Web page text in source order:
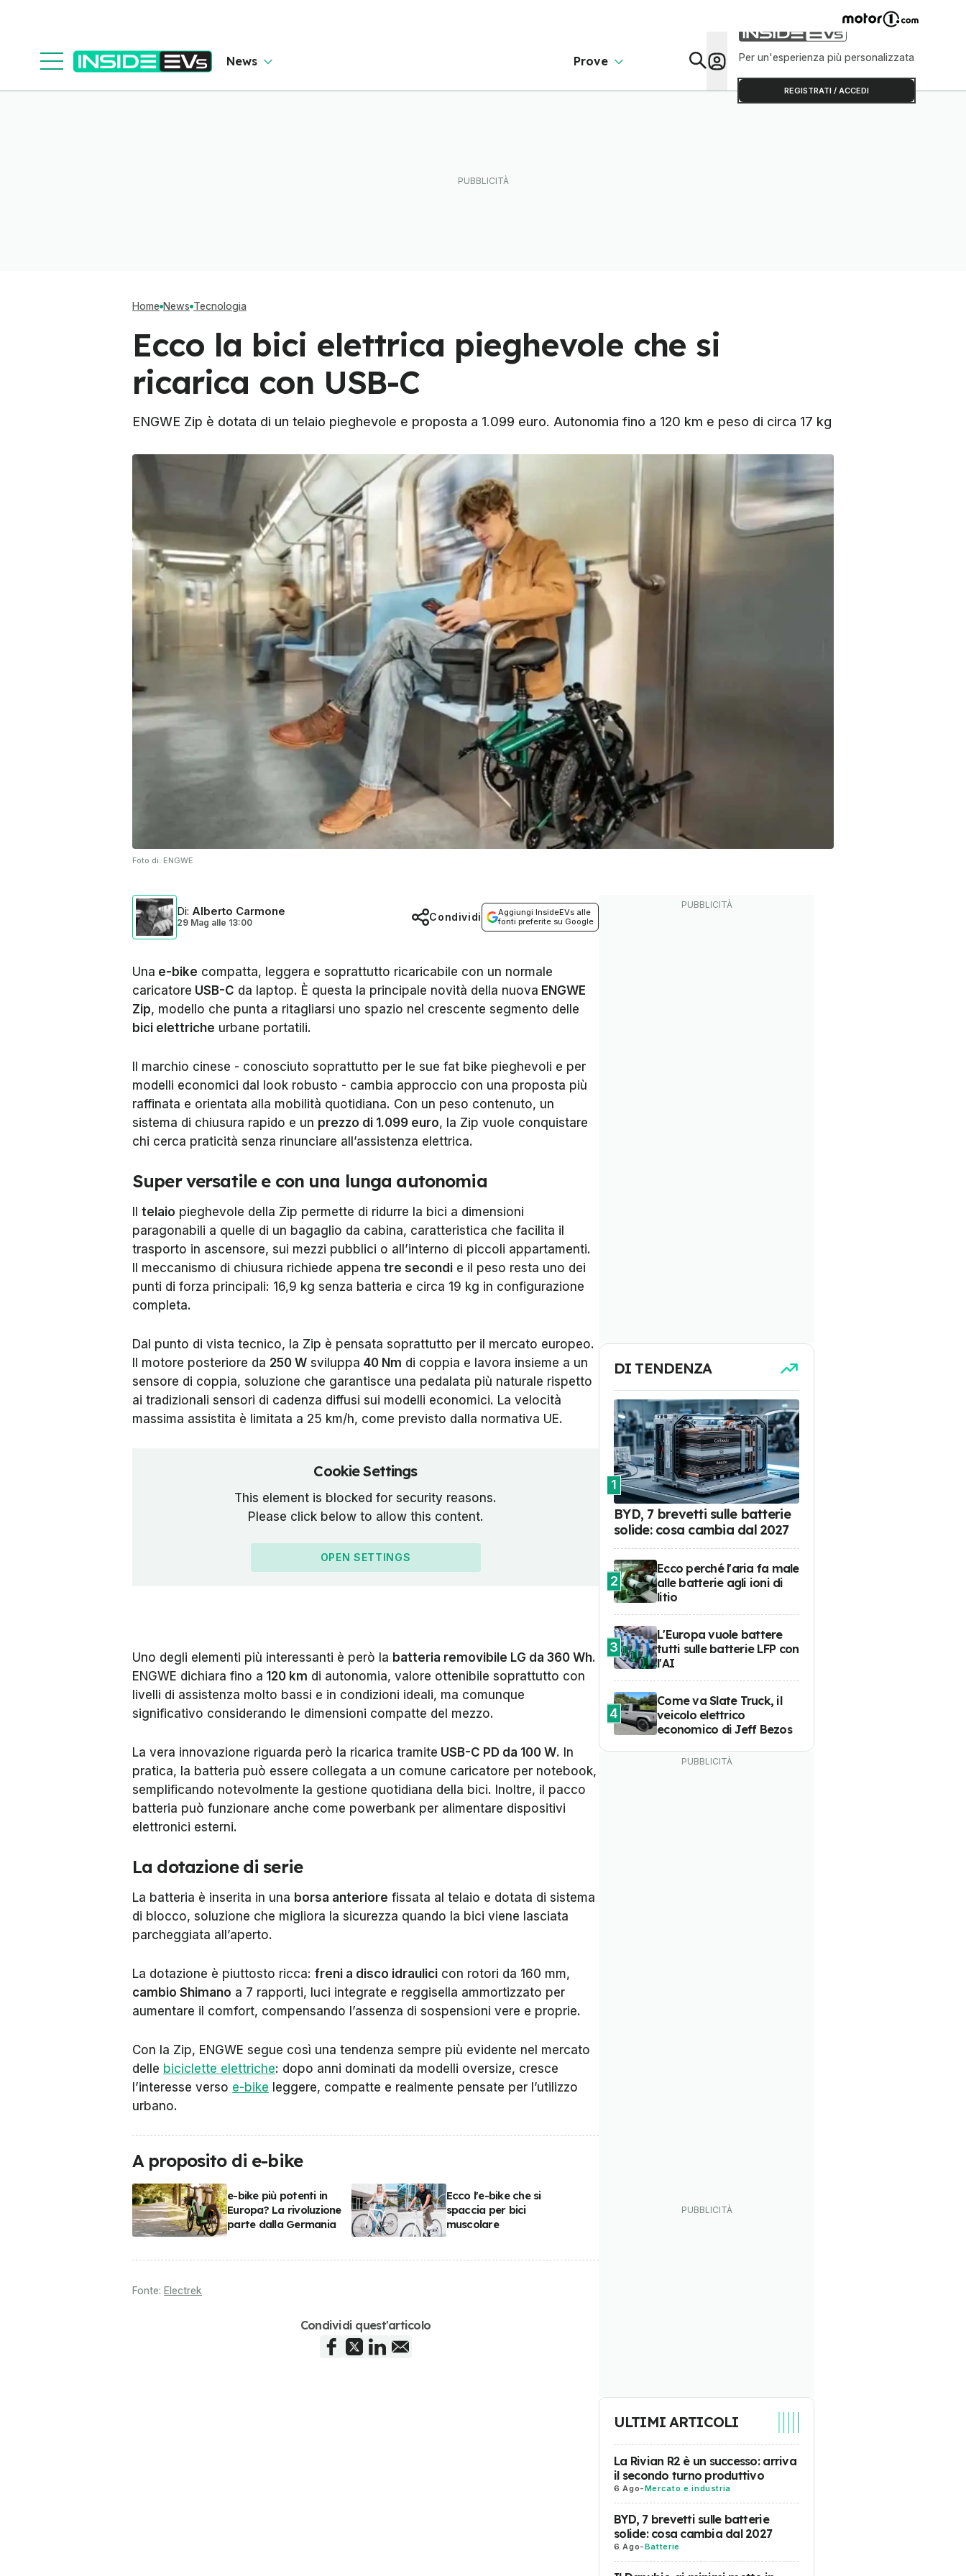
News Prove Per un'esperienza più personalizzata
REGISTRATI / ACCEDI
Home News Tecnologia
Ecco la bici elettrica pieghevole che si
ricarica con USB-C
ENGWE Zip è dotata di un telaio pieghevole e proposta a 1.099 euro. Autonomia fino a 120 km e peso di circa 17 kg
Foto di: ENGWE
Di: Alberto Carmone
29 Mag alle 13:00
Aggiungi InsideEVs alle
fonti preferite su Google
Condividi
Una e-bike compatta, leggera e soprattutto ricaricabile con un normale
caricatore USB-C da laptop. È questa la principale novità della nuova ENGWE
Zip, modello che punta a ritagliarsi uno spazio nel crescente segmento delle
bici elettriche urbane portatili.
Il marchio cinese - conosciuto soprattutto per le sue fat bike pieghevoli e per
modelli economici dal look robusto - cambia approccio con una proposta più
raffinata e orientata alla mobilità quotidiana. Con un peso contenuto, un
sistema di chiusura rapido e un prezzo di 1.099 euro, la Zip vuole conquistare
chi cerca praticità senza rinunciare all’assistenza elettrica.
Super versatile e con una lunga autonomia
telaio pieghevole della Zip permette di ridurre la bici a dimensioni
paragonabili a quelle di un bagaglio da cabina, caratteristica che facilita il
trasporto in ascensore, sui mezzi pubblici o all’interno di piccoli appartamenti.
Il meccanismo di chiusura richiede appena tre secondi e il peso resta uno dei
punti di forza principali: 16,9 kg senza batteria e circa 19 kg in configurazione
completa.
Dal punto di vista tecnico, la Zip è pensata soprattutto per il mercato europeo.
Il motore posteriore da 250 W sviluppa 40 Nm di coppia e lavora insieme a un
sensore di coppia, soluzione che garantisce una pedalata più naturale rispetto
ai tradizionali sensori di cadenza diffusi sui modelli economici. La velocità
massima assistita è limitata a 25 km/h, come previsto dalla normativa UE.
Cookie Settings
This element is blocked for security reasons.
Please click below to allow this content.
OPEN SETTINGS
Uno degli elementi più interessanti è però la batteria removibile LG da 360 Wh.
ENGWE dichiara fino a 120 km di autonomia, valore ottenibile soprattutto con
livelli di assistenza molto bassi e in condizioni ideali, ma comunque
significativo considerando le dimensioni compatte del mezzo.
La vera innovazione riguarda però la ricarica tramite USB-C PD da 100 W. In
pratica, la batteria può essere collegata a un comune caricatore per notebook,
semplificando notevolmente la gestione quotidiana della bici. Inoltre, il pacco
batteria può funzionare anche come powerbank per alimentare dispositivi
elettronici esterni.
La dotazione di serie
La batteria è inserita in una borsa anteriore fissata al telaio e dotata di sistema
di blocco, soluzione che migliora la sicurezza quando la bici viene lasciata
parcheggiata all’aperto.
La dotazione è piuttosto ricca: freni a disco idraulici con rotori da 160 mm,
cambio Shimano a 7 rapporti, luci integrate e reggisella ammortizzato per
aumentare il comfort, compensando l’assenza di sospensioni vere e proprie.
Con la Zip, ENGWE segue così una tendenza sempre più evidente nel mercato
delle biciclette elettriche: dopo anni dominati da modelli oversize, cresce
l’interesse verso e-bike leggere, compatte e realmente pensate per l’utilizzo
urbano.
A proposito di e-bike
e-bike più potenti in
Europa? La rivoluzione
parte dalla Germania
Ecco l'e-bike che si
spaccia per bici
muscolare
Fonte: Electrek
Condividi quest'articolo
DI TENDENZA
1
BYD, 7 brevetti sulle batterie
solide: cosa cambia dal 2027
2
Ecco perché l'aria fa male
alle batterie agli ioni di
litio
3
L'Europa vuole battere
tutti sulle batterie LFP con
l'AI
4
Come va Slate Truck, il
veicolo elettrico
economico di Jeff Bezos
ULTIMI ARTICOLI
La Rivian R2 è un successo: arriva
il secondo turno produttivo
6 Ago-Mercato e industria
BYD, 7 brevetti sulle batterie
solide: cosa cambia dal 2027
6 Ago-Batterie